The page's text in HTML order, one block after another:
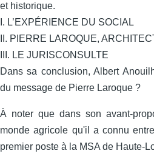
et historique.
I. L’EXPÉRIENCE DU SOCIAL
II. PIERRE LAROQUE,
III. LE JURISCONSULTE
Dans sa conclusion, Albert
du message de Pierre Laroque ?
À noter que dans son avant-
monde agricole qu'il a connu
premier poste à la MSA de Haute-